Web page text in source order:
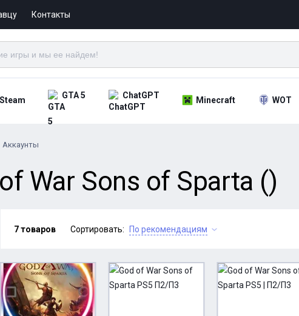
Контакты
Steam GTA 5 ChatGPT Minecraft WOT
Аккаунты
War Sons of Sparta ()
7 товаров Сортировать: По рекомендациям